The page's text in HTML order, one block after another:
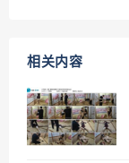
相关内容